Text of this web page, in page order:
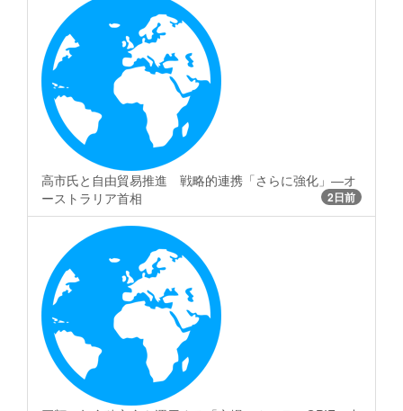
高市氏と自由貿易推進 戦略的連携「さらに強化」―オ
ーストラリア首相
2日前